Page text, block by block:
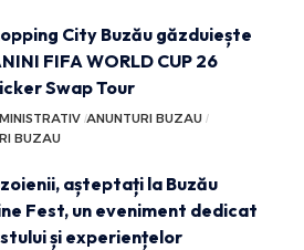
City Buzău găzduiește
FIFA WORLD CUP 26
Swap Tour
ANUNTURI BUZAU
BUZAU
așteptați la Buzău
Fest, un eveniment dedicat
și experiențelor